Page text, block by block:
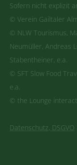
Sofern nicht explizit
© Verein Gailtaler
© NLW Tourismus,
Neumüller, Andreas
Stabentheiner, e.a.
© SFT Slow Food
e.a.
© the Lounge
Datenschutz, DSGVO